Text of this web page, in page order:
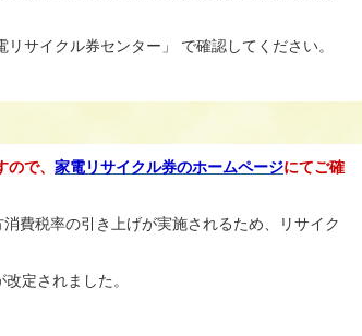
サイクル券センター」 で確認してください。
で、 家電リサイクル券のホームページにてご確
費税率の引き上げが実施されるため、リサイク
定されました。